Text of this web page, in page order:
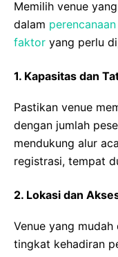
Memilih venue
dalam perencanaan
faktor yang perlu
1. Kapasitas dan
Pastikan venue
dengan jumlah
mendukung alur
registrasi, tempat
2. Lokasi dan
Venue yang
tingkat kehadiran